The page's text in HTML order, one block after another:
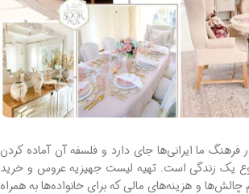
فرهنگ ما ایرانی‌ها جای دارد و فلسفه آن آماده کردن
یک زندگی است. تهیه لیست جهیزیه عروس و خرید
چالش‌ها و هزینه‌های مالی که برای خانواده‌ها به همراه